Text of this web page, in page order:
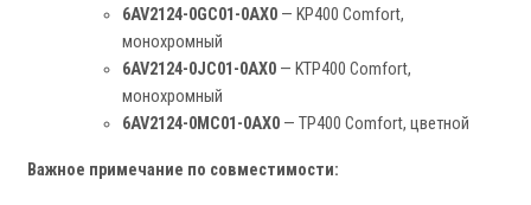
6AV2124-0GC01-0AX0 — KP400 Comfort,
монохромный
6AV2124-0JC01-0AX0 — KTP400 Comfort,
монохромный
6AV2124-0MC01-0AX0 — TP400 Comfort, цветной
Важное примечание по совместимости: